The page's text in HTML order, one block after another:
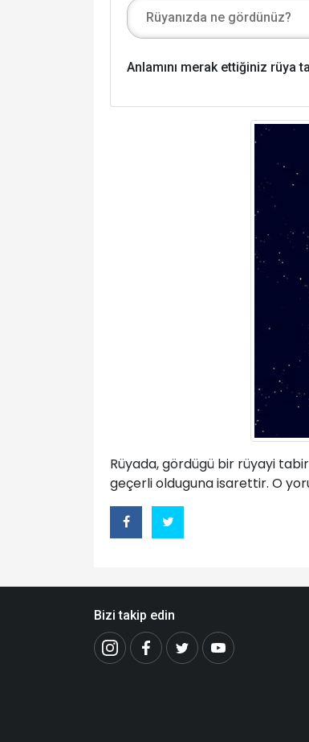
Anlamını merak ettiğiniz rüya
Rüyada, gördügü bir rüyayi
geçerli olduguna isarettir. O
Bizi takip edin